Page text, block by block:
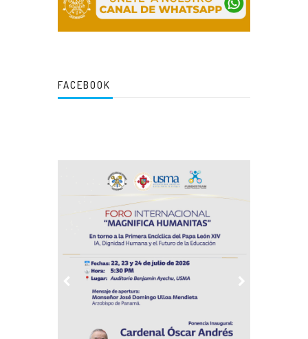
FACEBOOK